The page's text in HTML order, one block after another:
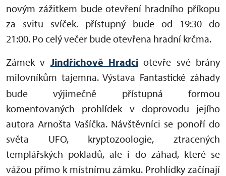
novým zážitkem bude otevření hradního příkopu
za svitu svíček. přístupný bude od 19:30 do
21:00. Po celý večer bude otevřena hradní krčma.
Zámek v Jindřichově Hradci otevře své brány
milovníkům tajemna. Výstava
Fantastické záhady
bude výjimečně přístupná formou
komentovaných prohlídek v doprovodu jejího
autora Arnošta Vašíčka. Návštěvníci se ponoří do
světa UFO, kryptozoologie, ztracených
templářských pokladů, ale i do záhad, které se
vážou přímo k místnímu zámku. Prohlídky začínají